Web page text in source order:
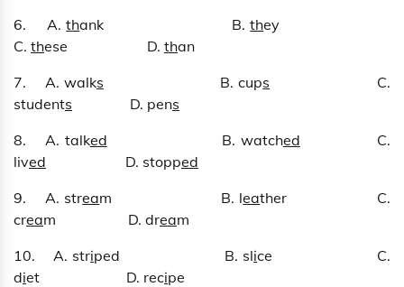
6. A.thank B.they
C. these D. than
7. A. walks B. cups C.
students D. pens
8. A. talked B. watched C.
lived D. stopped
9. A. stream B. leather C.
cream D. dream
10. A. striped B. slice C.
diet D. recipe